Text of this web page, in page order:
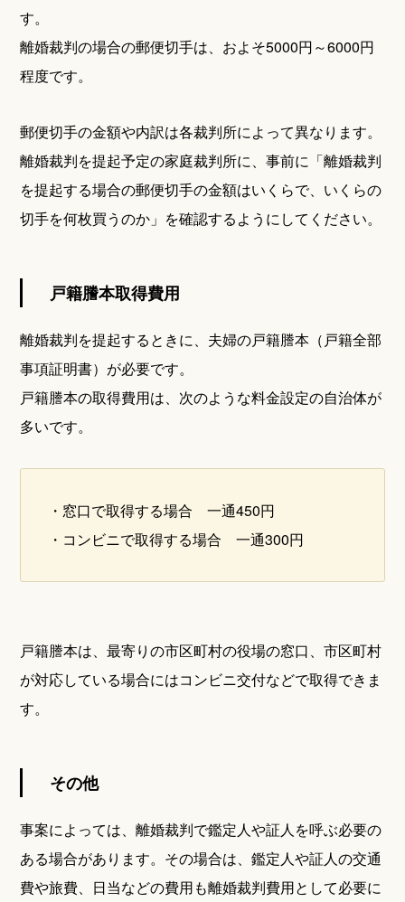
す。
離婚裁判の場合の郵便切手は、およそ5000円～6000円
程度です。
郵便切手の金額や内訳は各裁判所によって異なります。
離婚裁判を提起予定の家庭裁判所に、事前に「離婚裁判
を提起する場合の郵便切手の金額はいくらで、いくらの
切手を何枚買うのか」を確認するようにしてください。
戸籍謄本取得費用
離婚裁判を提起するときに、夫婦の戸籍謄本（戸籍全部
事項証明書）が必要です。
戸籍謄本の取得費用は、次のような料金設定の自治体が
多いです。
・窓口で取得する場合 一通450円
・コンビニで取得する場合 一通300円
戸籍謄本は、最寄りの市区町村の役場の窓口、市区町村
が対応している場合にはコンビニ交付などで取得できま
す。
その他
事案によっては、離婚裁判で鑑定人や証人を呼ぶ必要の
ある場合があります。その場合は、鑑定人や証人の交通
費や旅費、日当などの費用も離婚裁判費用として必要に